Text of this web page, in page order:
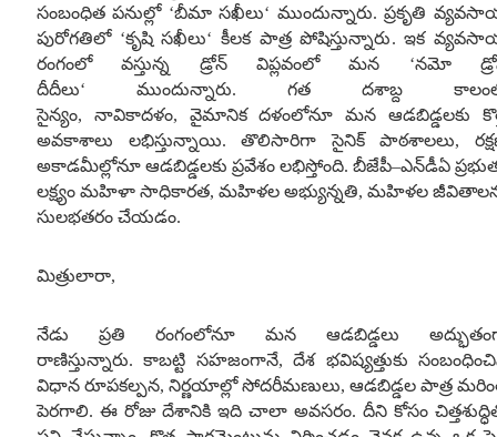
సంబంధిత పనుల్లో ‘బీమా సఖీలు‘ ముందున్నారు.ప్రకృతి
పురోగతిలో ‘కృషి సఖీలు‘కీలక పాత్ర పోషిస్తున్నారు.ఇక
రంగంలో వస్తున్న డ్రోన్ విప్లవంలో మన ‘నమో
దీదీలు‘ ముందున్నారు. గత దశాబ్ద
సైన్యం, నావికాదళం, వైమానిక దళంలోనూ మన ఆడబిడ్డలకు
అవకాశాలు లభిస్తున్నాయి.తొలిసారిగా సైనిక్ పాఠశాలలు,
అకాడమీల్లోనూ ఆడబిడ్డలకు ప్రవేశం లభిస్తోంది. బీజేపీ–ఎన్‌డీఏ
లక్ష్యం మహిళా సాధికారత, మహిళల అభ్యున్నతి, మహిళల
సులభతరం చేయడం.
మిత్రులారా,
నేడు ప్రతి రంగంలోనూ మన ఆడబిడ్డలు
రాణిస్తున్నారు.కాబట్టి సహజంగానే,దేశ భవిష్యత్తుకు
విధాన రూపకల్పన, నిర్ణయాల్లో సోదరీమణులు, ఆడబిడ్డల పాత్ర
పెరగాలి. ఈ రోజు దేశానికి ఇది చాలా అవసరం. దీని కోసం